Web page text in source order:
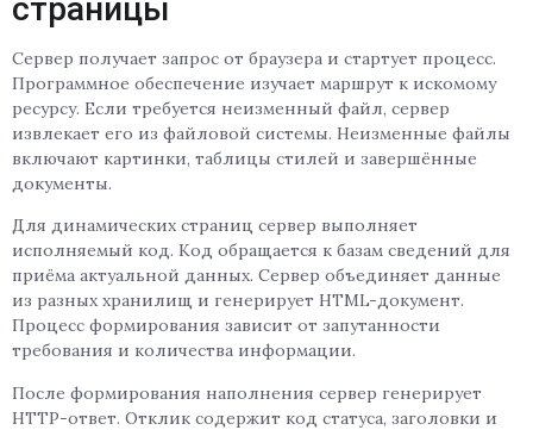
страницы
Сервер получает запрос от браузера и стартует процесс.
Программное обеспечение изучает маршрут к искомому
ресурсу. Если требуется неизменный файл, сервер
извлекает его из файловой системы. Неизменные файлы
включают картинки, таблицы стилей и завершённые
документы.
Для динамических страниц сервер выполняет
исполняемый код. Код обращается к базам сведений для
приёма актуальной данных. Сервер объединяет данные
из разных хранилищ и генерирует HTML-документ.
Процесс формирования зависит от запутанности
требования и количества информации.
После формирования наполнения сервер генерирует
HTTP-ответ. Отклик содержит код статуса, заголовки и